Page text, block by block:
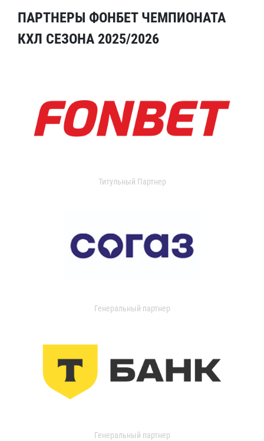
ПАРТНЕРЫ ФОНБЕТ ЧЕМПИОНАТА
КХЛ СЕЗОНА 2025/2026
Титульный Партнер
Генеральный партнер
Генеральный партнер